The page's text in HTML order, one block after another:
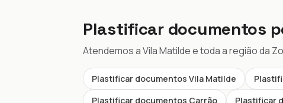
Plastificar documentos
Atendemos a Vila Matilde e toda a região da
Plastificar documentos Vila Matilde
Plastificar documentos Carrão
Plastificar